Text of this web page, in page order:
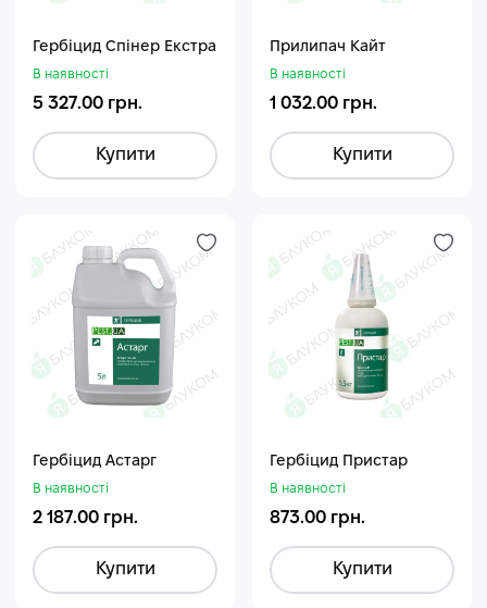
Гербіцид Спінер Екстра
В наявності
5 327.00 грн.
Купити
Прилипач Кайт
В наявності
1 032.00 грн.
Купити
Гербіцид Астарг
В наявності
2 187.00 грн.
Купити
Гербіцид Пристар
В наявності
873.00 грн.
Купити